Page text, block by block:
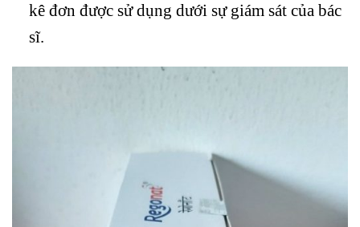
kê đơn được sử dụng dưới sự giám sát của bác
sĩ.